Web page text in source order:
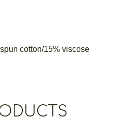
cotton/15% viscose